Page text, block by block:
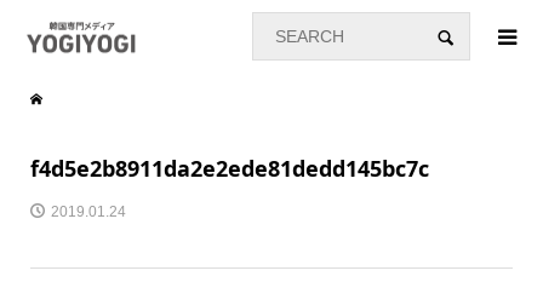
f4d5e2b8911da2e2ede81dedd145bc7c
2019.01.24